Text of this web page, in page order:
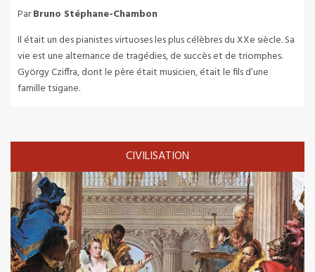
ParBruno Stéphane-Chambon
Il était un des pianistes virtuoses les plus célèbres du XXe siècle. Sa
vie est une alternance de tragédies, de succès et de triomphes.
György Cziffra, dont le père était musicien, était le fils d’une
famille tsigane.
CIVILISATION